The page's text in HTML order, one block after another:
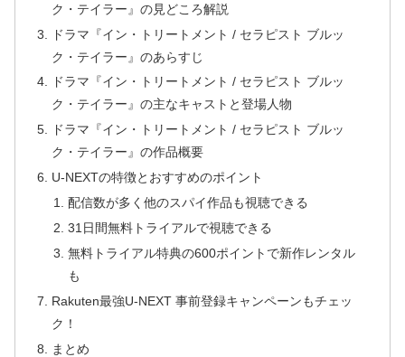
ク・テイラー』の見どころ解説
ドラマ『イン・トリートメント / セラピスト ブルッ
ク・テイラー』のあらすじ
ドラマ『イン・トリートメント / セラピスト ブルッ
ク・テイラー』の主なキャストと登場人物
ドラマ『イン・トリートメント / セラピスト ブルッ
ク・テイラー』の作品概要
U-NEXTの特徴とおすすめのポイント
配信数が多く他のスパイ作品も視聴できる
31日間無料トライアルで視聴できる
無料トライアル特典の600ポイントで新作レンタル
も
Rakuten最強U-NEXT 事前登録キャンペーンもチェッ
ク！
まとめ